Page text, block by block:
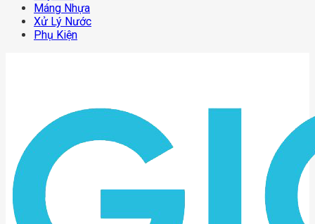
Máng Nhựa
Xử Lý Nước
Phụ Kiện